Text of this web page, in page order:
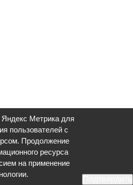
Яндекс Метрика для
пользователей с
Продолжение
ресурса
на применение